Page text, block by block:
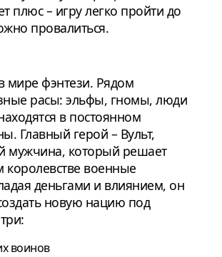
плюс – игру легко пройти до
провалиться.
мире фэнтези. Рядом
расы: эльфы, гномы, люди
в постоянном
Главный герой – Вульт,
мужчина, который решает
королевстве военные
деньгами и влиянием, он
новую нацию под
воинов